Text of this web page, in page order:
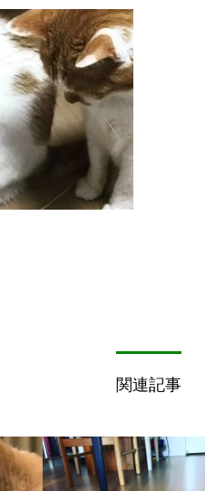
関連記事